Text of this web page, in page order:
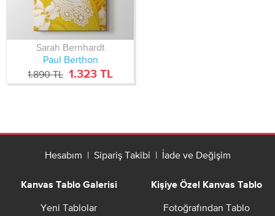
Sarah Bernhardt
Paul Berthon
1.890 TL 1.323 TL
Hesabım | Sipariş Takibi | İade ve Değişim
Kanvas Tablo Galerisi
Yeni Tablolar
Kişiye Özel Kanvas Tablo
Fotoğrafından Tablo